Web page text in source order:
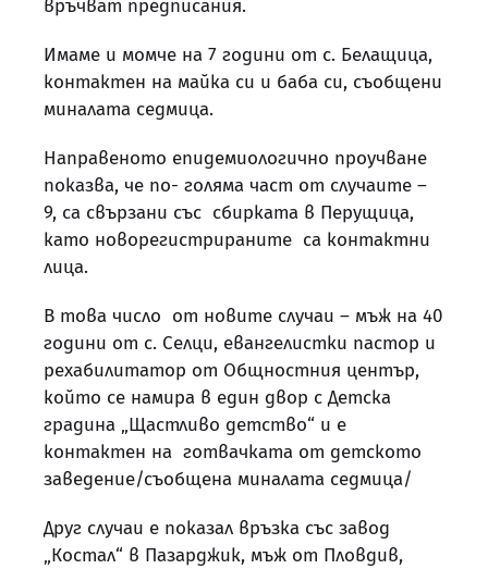
връчват предписания.
Имаме и момче на 7 години от с. Белащица,
контактен на майка си и баба си, съобщени
миналата седмица.
Направеното епидемиологично проучване
показва, че по- голяма част от случаите –
9, са свързани със сбирката в Перущица,
като новорегистрираните са контактни
лица.
В това число от новите случаи – мъж на 40
години от с. Селци, евангелистки пастор и
рехабилитатор от Общностния център,
който се намира в един двор с Детска
градина „Щастливо детство“ и е
контактен на готвачката от детското
заведение/съобщена миналата седмица/
Друг случаи е показал връзка със завод
„Костал“ в Пазарджик, мъж от Пловдив,